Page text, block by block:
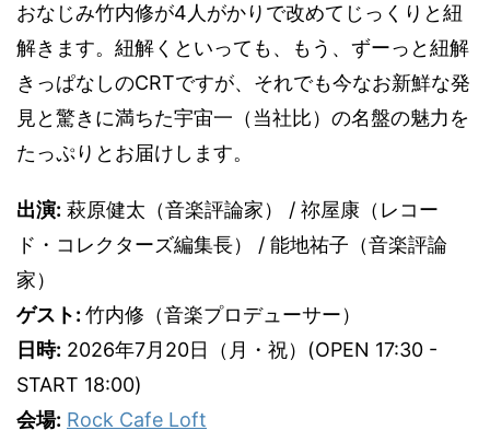
おなじみ竹内修が4人がかりで改めてじっくりと紐
解きます。紐解くといっても、もう、ずーっと紐解
きっぱなしのCRTですが、それでも今なお新鮮な発
見と驚きに満ちた宇宙一（当社比）の名盤の魅力を
たっぷりとお届けします。
出演: 萩原健太（音楽評論家） / 祢屋康（レコー
ド・コレクターズ編集長） / 能地祐子（音楽評論
家）
ゲスト: 竹内修（音楽プロデューサー）
日時: 2026年7月20日（月・祝）(OPEN 17:30 -
START 18:00)
会場: Rock Cafe Loft